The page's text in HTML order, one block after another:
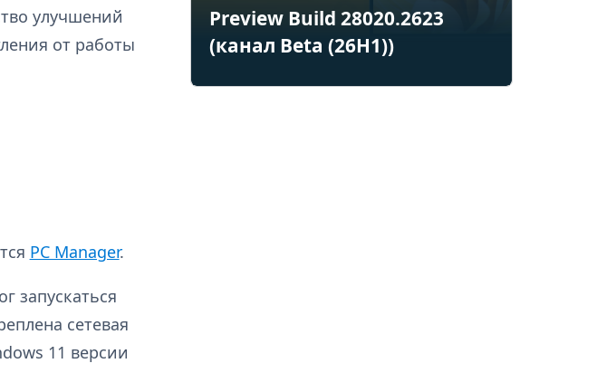
улучшений
от работы
PC Manager.
запускаться
сетевая
11 версии
Preview Build 28020.2623
(канал Beta (26H1))